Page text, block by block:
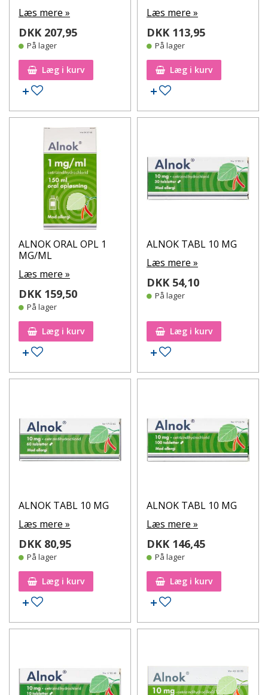
Læs mere »
DKK 207,95
På lager
Læg i kurv
Tilføj til ønskeseddel
Læs mere »
DKK 113,95
På lager
Læg i kurv
Tilføj til ønskeseddel
ALNOK ORAL OPL 1
MG/ML
Læs mere »
DKK 159,50
På lager
Læg i kurv
Tilføj til ønskeseddel
ALNOK TABL 10 MG
Læs mere »
DKK 54,10
På lager
Læg i kurv
Tilføj til ønskeseddel
ALNOK TABL 10 MG
Læs mere »
DKK 80,95
På lager
Læg i kurv
Tilføj til ønskeseddel
ALNOK TABL 10 MG
Læs mere »
DKK 146,45
På lager
Læg i kurv
Tilføj til ønskeseddel